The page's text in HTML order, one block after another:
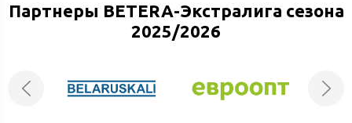
Партнеры BETERA-Экстралига сезона
2025/2026